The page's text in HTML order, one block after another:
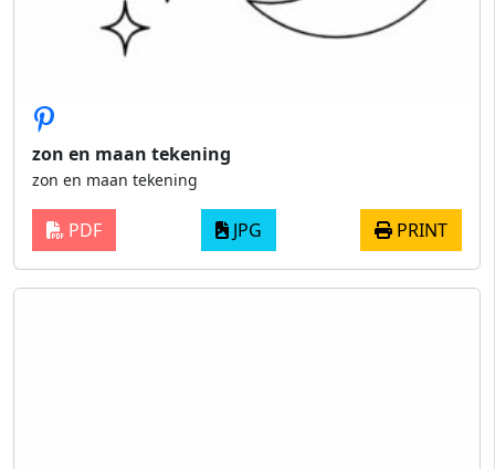
zon en maan tekening
zon en maan tekening
PDF JPG PRINT